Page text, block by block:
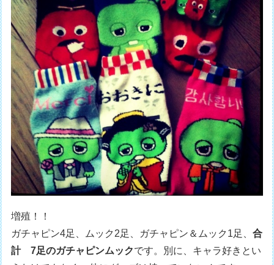
増殖！！
ガチャピン4足、ムック2足、ガチャピン＆ムック1足、合
計 7足のガチャピンムックです。別に、キャラ好きとい